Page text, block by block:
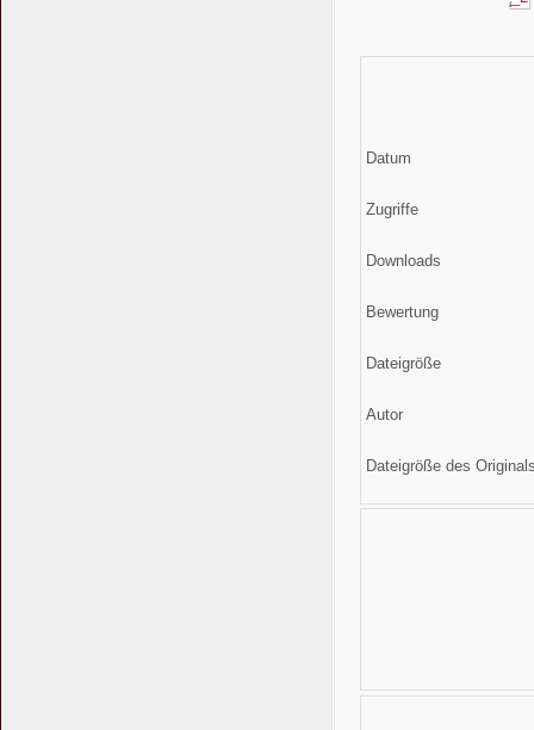
Datum
Zugriffe
Downloads
Bewertung
Dateigröße
Autor
Dateigröße des